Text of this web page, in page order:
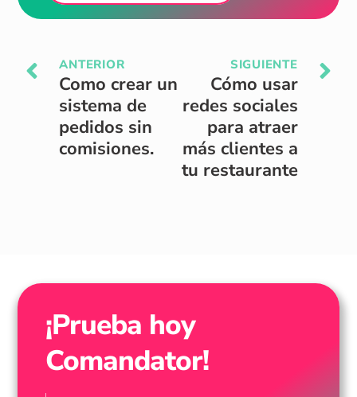
ANTERIOR
Como crear un
sistema de
pedidos sin
comisiones.
SIGUIENTE
Cómo usar
redes sociales
para atraer
más clientes a
tu restaurante
¡Prueba hoy
Comandator!